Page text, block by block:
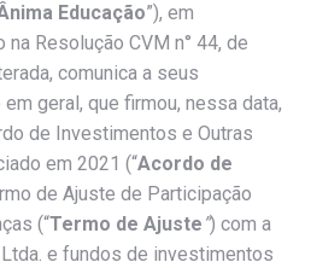
nima Educação”), em
Resolução CVM n° 44, de
comunica a seus
geral, que firmou, nessa data,
de Investimentos e Outras
em 2021 (“Acordo de
de Ajuste de Participação
(“Termo de Ajuste ”) com a
e fundos de investimentos